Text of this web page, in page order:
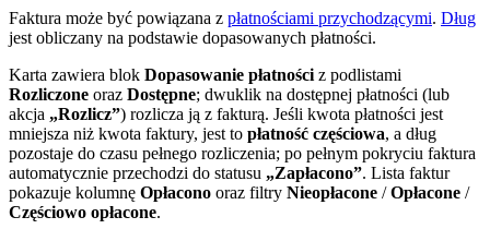
Faktura może być powiązana z płatnościami przychodzącymi. Dług
jest obliczany na podstawie dopasowanych płatności.
Karta zawiera blok Dopasowanie płatności z podlistami
Rozliczone oraz Dostępne; dwuklik na dostępnej płatności (lub
akcja „Rozlicz”) rozlicza ją z fakturą. Jeśli kwota płatności jest
mniejsza niż kwota faktury, jest to płatność częściowa, a dług
pozostaje do czasu pełnego rozliczenia; po pełnym pokryciu faktura
automatycznie przechodzi do statusu „Zapłacono”. Lista faktur
pokazuje kolumnę Opłacono oraz filtry Nieopłacone /Opłacone /
Częściowo opłacone.